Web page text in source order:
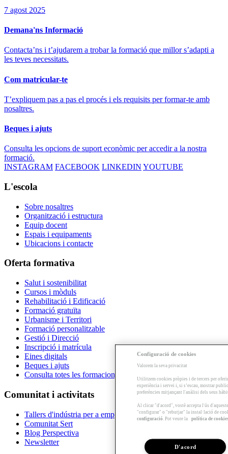
7 agost 2025
Demana'ns Informació
Contacta’ns i t’ajudarem a trobar la formació que millor s’adapti a
les teves necessitats.
Com matricular-te
T’expliquem pas a pas el procés i els requisits per formar-te amb
nosaltres.
Beques i ajuts
Consulta les opcions de suport econòmic per accedir a la nostra
formació.
INSTAGRAM FACEBOOK LINKEDIN YOUTUBE
L'escola
Sobre nosaltres
Organització i estructura
Equip docent
Espais i equipaments
Ubicacions i contacte
Oferta formativa
Salut i sostenibilitat
Cursos i mòduls
Rehabilitació i Edificació
Formació gratuïta
Urbanisme i Territori
Formació personalitzable
Gestió i Direcció
Inscripció i matrícula
Eines digitals
Beques i ajuts
Consulta totes les formacions
Comunitat i activitats
Tallers d'indústria per a empreses
Comunitat Sert
Blog Perspectiva
Newsletter
Configuració de cookies
Valorem la seva privacitat
Utilitzem cookies pròpies i de tercers per
experiència i servei i, si s’escau, mostrar
preferències mitjançant l'anàlisi dels seus
Al clicar "d'acord", vostè accepta l'ús
"configurar" o "rebutjar" la instal·lació de
configuració . Pot veure la política de
D'acord